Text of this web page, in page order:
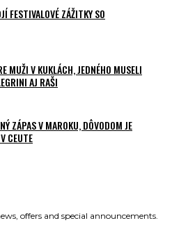
FESTIVALOVÉ ZÁŽITKY SO
MUŽI V KUKLÁCH, JEDNÉHO MUSELI
AJ RAŠI
ZÁPAS V MAROKU, DÔVODOM JE
CEUTE
offers and special announcements.